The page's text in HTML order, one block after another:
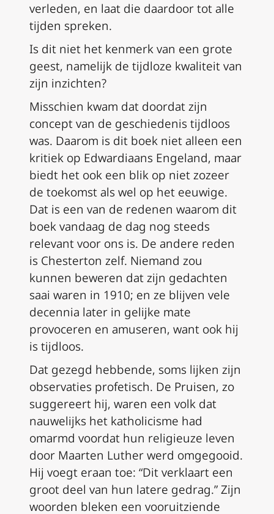
verleden, en laat die daardoor tot alle
tijden spreken.
Is dit niet het kenmerk van een grote
geest, namelijk de tijdloze kwaliteit van
zijn inzichten?
Misschien kwam dat doordat zijn
concept van de geschiedenis tijdloos
was. Daarom is dit boek niet alleen een
kritiek op Edwardiaans Engeland, maar
biedt het ook een blik op niet zozeer
de toekomst als wel op het eeuwige.
Dat is een van de redenen waarom dit
boek vandaag de dag nog steeds
relevant voor ons is. De andere reden
is Chesterton zelf. Niemand zou
kunnen beweren dat zijn gedachten
saai waren in 1910; en ze blijven vele
decennia later in gelijke mate
provoceren en amuseren, want ook hij
is tijdloos.
Dat gezegd hebbende, soms lijken zijn
observaties profetisch. De Pruisen, zo
suggereert hij, waren een volk dat
nauwelijks het katholicisme had
omarmd voordat hun religieuze leven
door Maarten Luther werd omgegooid.
Hij voegt eraan toe: “Dit verklaart een
groot deel van hun latere gedrag.” Zijn
woorden bleken een vooruitziende